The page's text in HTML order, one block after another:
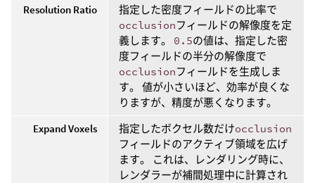
Resolution Ratio
指定した密度フィールドの比率で
occlusionフィールドの解像度を定
義します。 0.5の値は、指定した密
度フィールドの半分の解像度で
occlusionフィールドを生成しま
す。 値が小さいほど、効率が良くな
りますが、精度が悪くなります。
Expand Voxels
指定したボクセル数だけocclusion
フィールドのアクティブ領域を広げ
ます。 これは、レンダリング時に、
レンダラーが補間処理中に計算され